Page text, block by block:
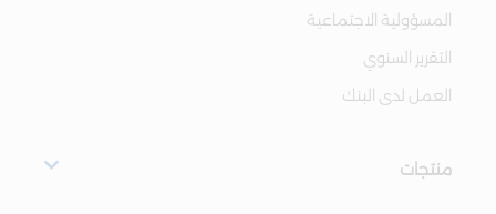
المسؤولية الاجتماعية
التقرير السنوي
العمل لدى البنك
منتجات